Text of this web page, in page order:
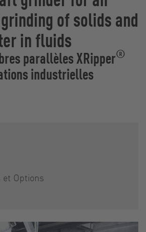
of solids and
in fluids
parallèles XRipper®
industrielles
Options